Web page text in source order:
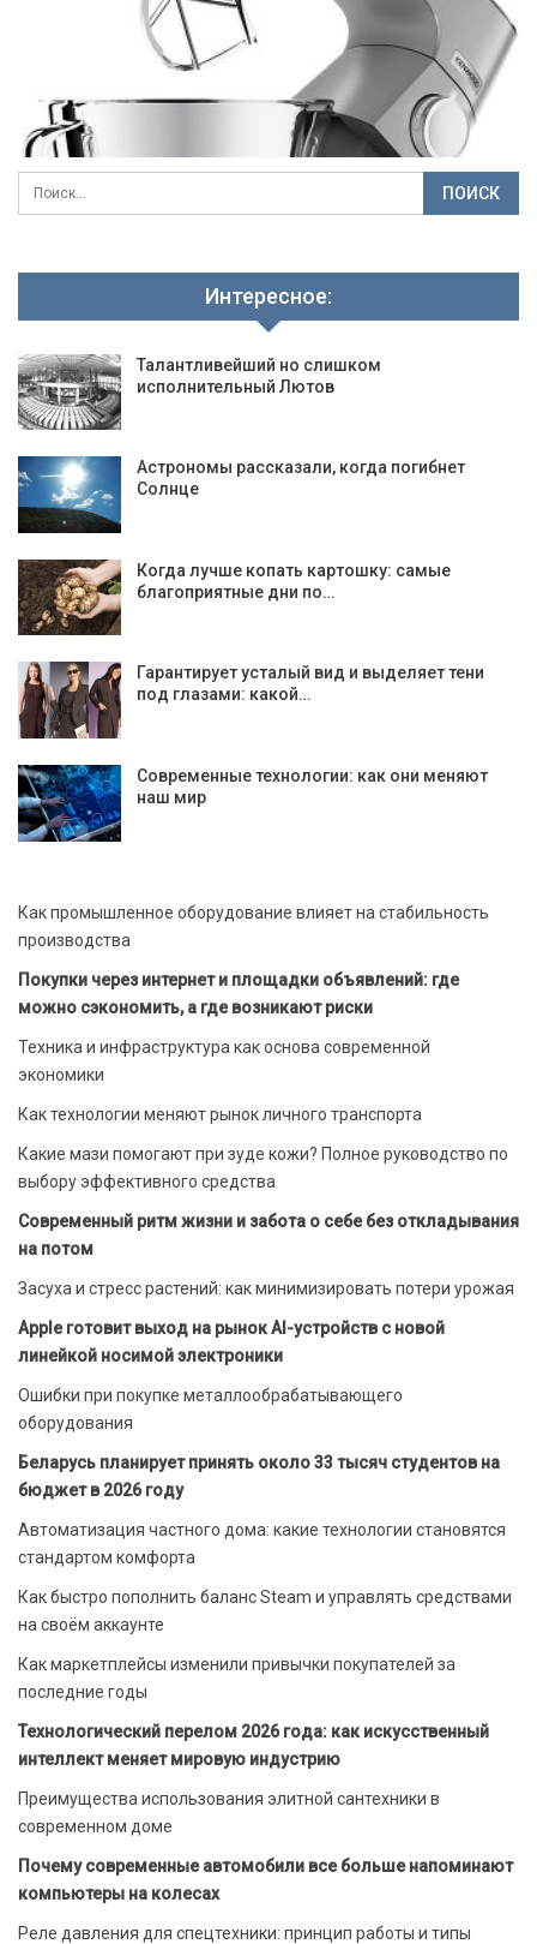
Интересное:
Талантливейший но слишком
исполнительный Лютов
Астрономы рассказали, когда погибнет
Солнце
Когда лучше копать картошку: самые
благоприятные дни по…
Гарантирует усталый вид и выделяет тени
под глазами: какой…
Современные технологии: как они меняют
наш мир
Как промышленное оборудование влияет на стабильность
производства
Покупки через интернет и площадки объявлений: где
можно сэкономить, а где возникают риски
Техника и инфраструктура как основа современной
экономики
Как технологии меняют рынок личного транспорта
Какие мази помогают при зуде кожи? Полное руководство по
выбору эффективного средства
Современный ритм жизни и забота о себе без откладывания
на потом
Засуха и стресс растений: как минимизировать потери урожая
Apple готовит выход на рынок AI-устройств с новой
линейкой носимой электроники
Ошибки при покупке металлообрабатывающего
оборудования
Беларусь планирует принять около 33 тысяч студентов на
бюджет в 2026 году
Автоматизация частного дома: какие технологии становятся
стандартом комфорта
Как быстро пополнить баланс Steam и управлять средствами
на своём аккаунте
Как маркетплейсы изменили привычки покупателей за
последние годы
Технологический перелом 2026 года: как искусственный
интеллект меняет мировую индустрию
Преимущества использования элитной сантехники в
современном доме
Почему современные автомобили все больше напоминают
компьютеры на колесах
Реле давления для спецтехники: принцип работы и типы